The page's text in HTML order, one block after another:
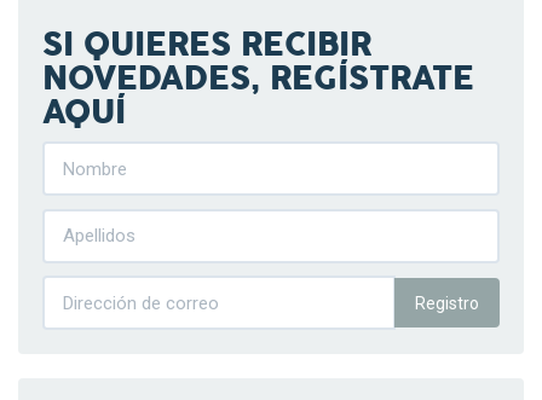
SI QUIERES RECIBIR
NOVEDADES, REGÍSTRATE
AQUÍ
Registro